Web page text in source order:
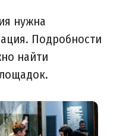
нужна
Подробности
найти